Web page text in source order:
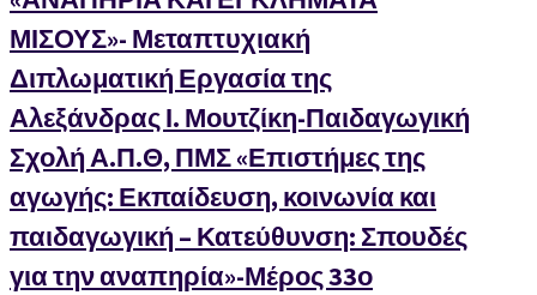
ΜΙΣΟΥΣ»- Μεταπτυχιακή
Διπλωματική Εργασία της
Αλεξάνδρας Ι. Μουτζίκη-Παιδαγωγική
Σχολή Α.Π.Θ, ΠΜΣ «Επιστήμες της
αγωγής: Εκπαίδευση, κοινωνία και
παιδαγωγική – Κατεύθυνση: Σπουδές
για την αναπηρία»-Μέρος 33ο